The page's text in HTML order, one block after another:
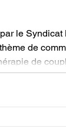
le Syndicat
de
de